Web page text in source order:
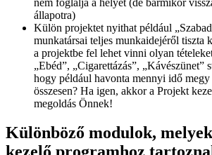
állapotra)
Külön projektet nyithat például
munkatársai teljes munkaidejéről tiszta
a projektbe fel lehet vinni olyan
„Ebéd”, „Cigarettázás”, „Kávészünet”
hogy például havonta mennyi idő megy
összesen? Ha igen, akkor a Projekt
megoldás Önnek!
Különböző modulok,